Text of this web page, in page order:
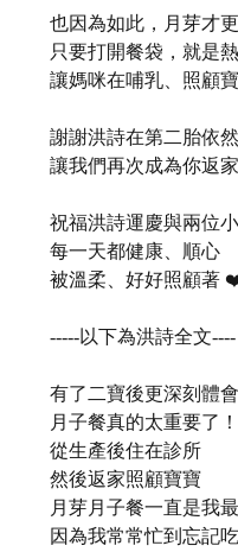
也因為如此，月芽才
只要打開餐袋，就是
讓媽咪在哺乳、照顧
謝謝洪詩在第二胎依
讓我們再次成為你返
祝福洪詩運慶與兩位
每一天都健康、順心
被溫柔、好好照顧著
-----以下為洪詩全文----
有了二寶後更深刻體
月子餐真的太重要了！
從生產後住在診所
然後返家照顧寶寶
月芽月子餐一直是我
因為我常常忙到忘記